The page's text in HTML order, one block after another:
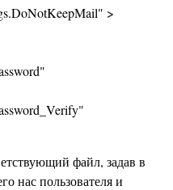
>
файл, задав в
нас пользователя и